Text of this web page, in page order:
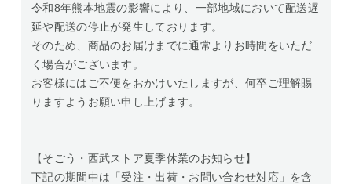
令和8年熊本地震の影響により、一部地域において配送遅
延や配送の停止が発生しております。
そのため、商品のお届けまでに通常よりお時間をいただ
く場合がございます。
お客様にはご不便をおかけいたしますが、何卒ご理解賜
りますようお願い申し上げます。
【そごう・西武ストア夏季休業のお知らせ】
下記の期間中は「受注・出荷・お問い合わせ対応」を含